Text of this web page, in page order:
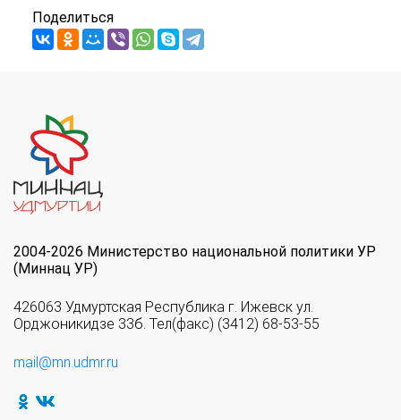
Поделиться
2004-2026 Министерство национальной политики УР
(Миннац УР)
426063 Удмуртская Республика г. Ижевск ул.
Орджоникидзе 33б. Тел(факс) (3412) 68-53-55
mail@mn.udmr.ru